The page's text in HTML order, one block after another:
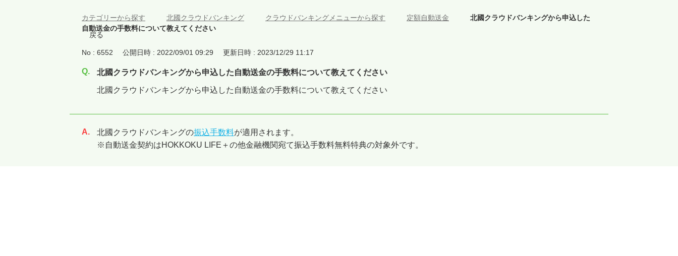
カテゴリーから探す 北國クラウドバンキング クラウドバンキングメニューから探す 定額自動送金
北國クラウドバンキングから申込した
自動送金の手数料について教えてください
戻る
No : 6552 公開日時 : 2022/09/01 09:29 更新日時 : 2023/12/29 11:17
北國クラウドバンキングから申込した自動送金の手数料について教えてください
北國クラウドバンキングから申込した自動送金の手数料について教えてください
回答
北國クラウドバンキングの振込手数料が適用されます。
※自動送金契約はHOKKOKU LIFE＋の他金融機関宛て振込手数料無料特典の対象外です。